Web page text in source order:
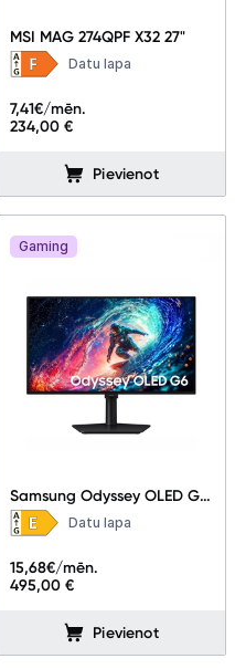
MSI MAG 274QPF X32 27"
Datu lapa
234,00 €
7,41€/mēn.
Pievienot
Gaming
Samsung Odyssey OLED G6
LS27HG612SUXEN 27"
Datu lapa
495,00 €
15,68€/mēn.
Pievienot